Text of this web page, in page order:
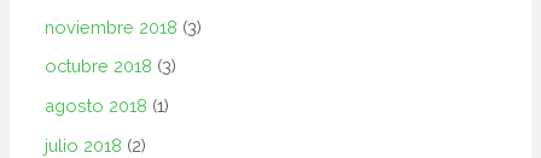
noviembre 2018 (3)
octubre 2018 (3)
agosto 2018 (1)
julio 2018 (2)